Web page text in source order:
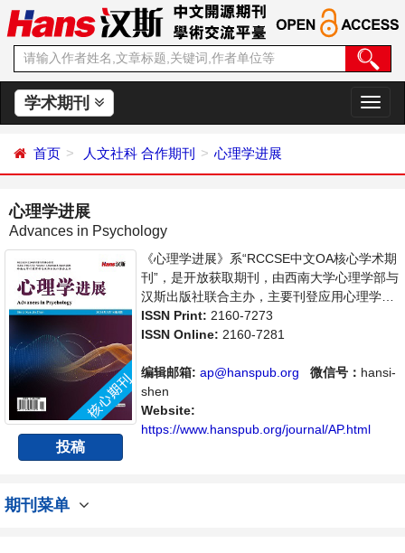
学术期刊
切
换
首页 人文社科 合作期刊 心理学进展
心理学进展
Advances in Psychology
投稿
《心理学进展》系“RCCSE中文OA核心学术期
刊”，是开放获取期刊，由西南大学心理学部与
汉斯出版社联合主办，主要刊登应用心理学、
社会心理学等领域的学术论文和成果报道及评
述。支持思想创新、学术创新，倡导科学，繁
界范围内的科学家、学者、科研人员提供一个
传播、分享和讨论心理学领域内不同方向问题
与发展的交流平台。
ISSN Print: 2160-7273
ISSN Online: 2160-7281
编辑邮箱: ap@hanspub.org 微信号： hansi-
shen
Website:
https://www.hanspub.org/journal/AP.html
期刊菜单